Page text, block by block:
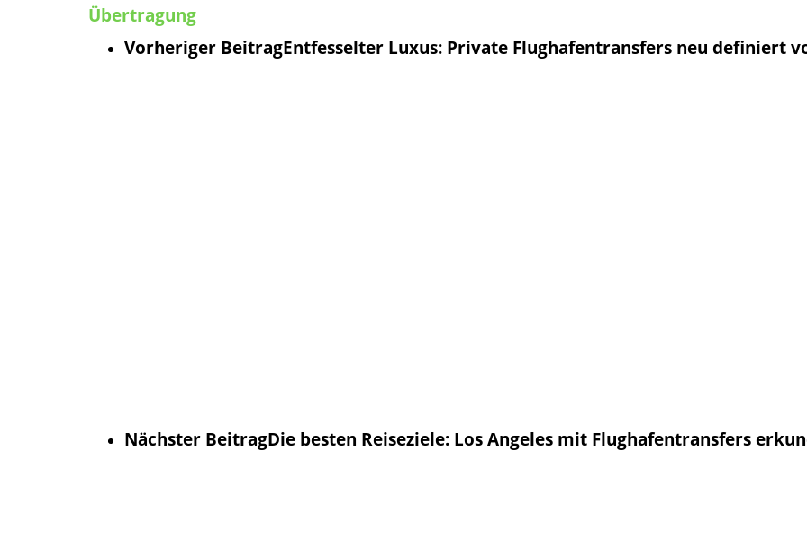
Übertragung
Vorheriger BeitragEntfesselter Luxus: Private Flughafentransfers neu definiert
Nächster BeitragDie besten Reiseziele: Los Angeles mit Flughafentransfers